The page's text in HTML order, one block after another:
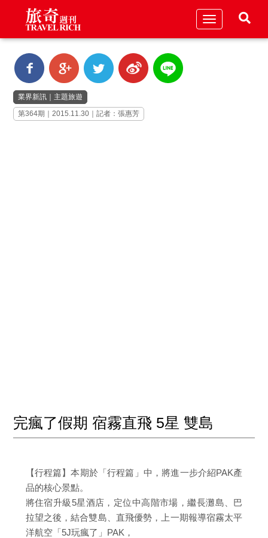
Toggle
業界新訊
主題旅遊
第364期｜2015.11.30｜記者：張惠芳
完瘋了假期 宿霧直飛 5星 雙島
【行程篇】本期於「行程篇」中，將進一步介紹PAK產
品的核心景點。
將住宿升級5星酒店，定位中高階市場，繼長灘島、巴
拉望之後，結合雙島、直飛優勢，上一期報導宿霧太平
洋航空「5J玩瘋了」PAK，